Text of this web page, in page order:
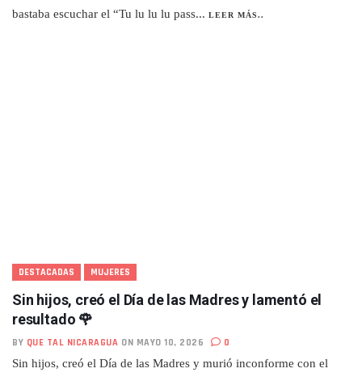
bastaba escuchar el “Tu lu lu lu pass... LEER MÁS..
DESTACADAS MUJERES
Sin hijos, creó el Día de las Madres y lamentó el
resultado 🌹
BY QUE TAL NICARAGUA ON MAYO 10, 2026 0
Sin hijos, creó el Día de las Madres y murió inconforme con el